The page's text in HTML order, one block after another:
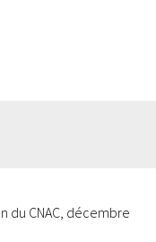
du CNAC, décembre